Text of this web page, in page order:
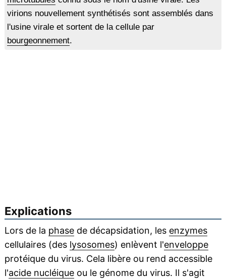
virions nouvellement synthétisés sont assemblés dans
l'usine virale et sortent de la cellule par
bourgeonnement.
Explications
Lors de la phasede décapsidation, les enzymes
cellulaires (des lysosomes) enlèvent l'enveloppe
protéique du virus. Cela libère ou rend accessible
l'acide nucléiqueou le génome du virus. Il s'agit